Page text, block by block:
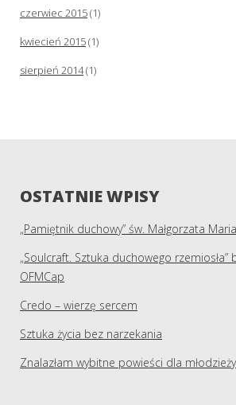
czerwiec 2015(1)
kwiecień 2015(1)
sierpień 2014(1)
OSTATNIE WPISY
„Pamiętnik duchowy” św. Małgorzata
„Soulcraft. Sztuka duchowego rzemiosła”
OFMCap
Credo – wierzę sercem
Sztuka życia bez narzekania
Znalazłam wybitne powieści dla